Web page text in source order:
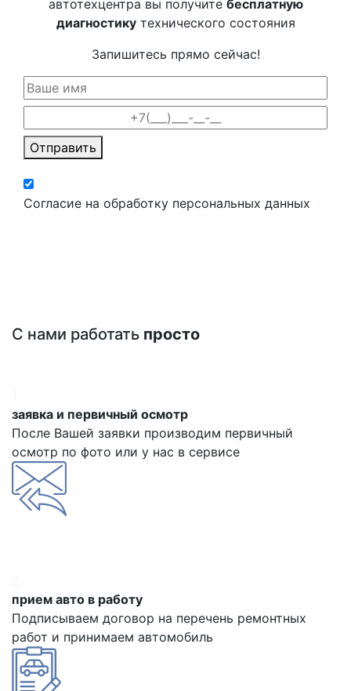
автотехцентра вы получите бесплатную
диагностикутехнического состояния
Запишитесь прямо сейчас!
Отправить
Согласие на обработку персональных данных
С нами работать просто
заявка и первичный осмотр
После Вашей заявки производим первичный
осмотр по фото или у нас в сервисе
прием авто в работу
Подписываем договор на перечень ремонтных
работ и принимаем автомобиль